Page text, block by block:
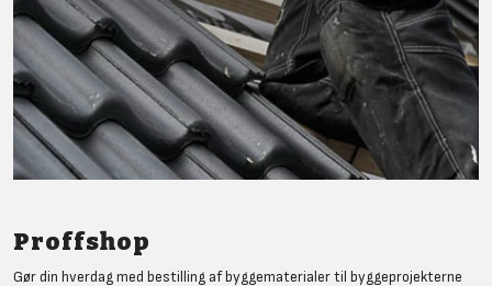
Proffshop
Gør din hverdag med bestilling af byggematerialer til byggeprojekterne